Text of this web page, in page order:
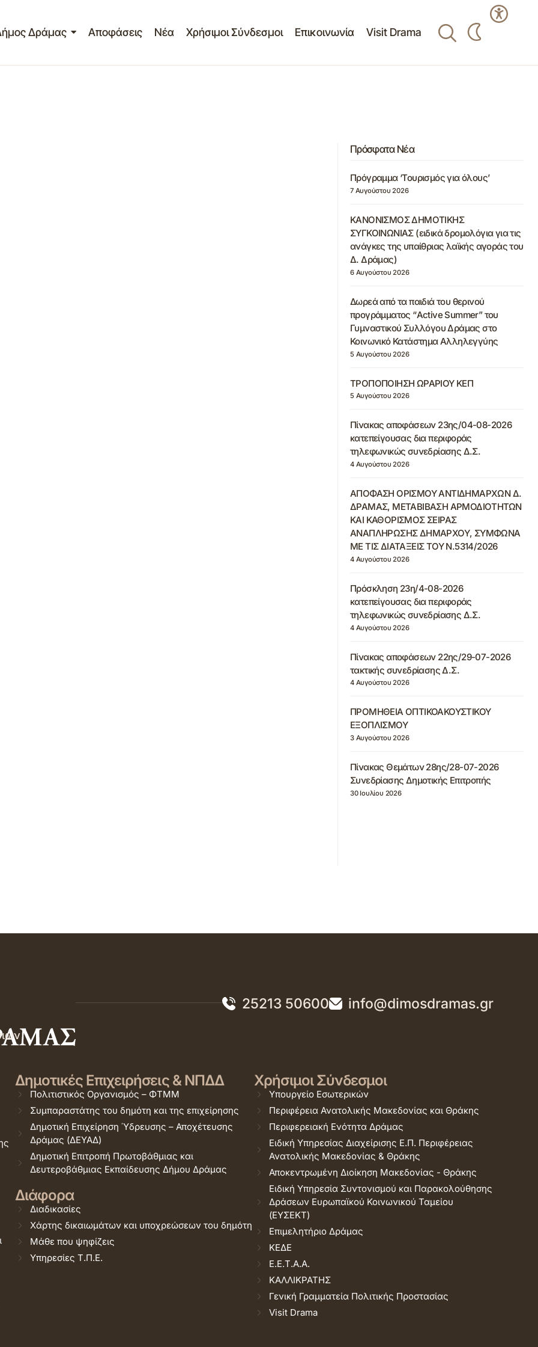
Δράμας Αποφάσεις Νέα Χρήσιμοι Σύνδεσμοι Επικοινωνία Visit Drama
Πρόσφατα Νέα
Πρόγραμμα ‘Τουρισμός για όλους’
7 Αυγούστου 2026
ΚΑΝΟΝΙΣΜΟΣ ΔΗΜΟΤΙΚΗΣ
ΣΥΓΚΟΙΝΩΝΙΑΣ (ειδικά δρομολόγια για τις
ανάγκες της υπαίθριας λαϊκής αγοράς του
Δ. Δράμας)
6 Αυγούστου 2026
Δωρεά από τα παιδιά του θερινού
προγράμματος “Active Summer” του
Γυμναστικού Συλλόγου Δράμας στο
Κοινωνικό Κατάστημα Αλληλεγγύης
5 Αυγούστου 2026
ΤΡΟΠΟΠΟΙΗΣΗ ΩΡΑΡΙΟΥ ΚΕΠ
5 Αυγούστου 2026
Πίνακας αποφάσεων 23ης/04-08-2026
κατεπείγουσας δια περιφοράς
τηλεφωνικώς συνεδρίασης Δ.Σ.
4 Αυγούστου 2026
ΑΠΟΦΑΣΗ ΟΡΙΣΜΟΥ ΑΝΤΙΔΗΜΑΡΧΩΝ Δ.
ΔΡΑΜΑΣ, ΜΕΤΑΒΙΒΑΣΗ ΑΡΜΟΔΙΟΤΗΤΩΝ
ΚΑΙ ΚΑΘΟΡΙΣΜΟΣ ΣΕΙΡΑΣ
ΑΝΑΠΛΗΡΩΣΗΣ ΔΗΜΑΡΧΟΥ, ΣΥΜΦΩΝΑ
ΜΕ ΤΙΣ ΔΙΑΤΑΞΕΙΣ ΤΟΥ Ν.5314/2026
4 Αυγούστου 2026
Πρόσκληση 23η/4-08-2026
κατεπείγουσας δια περιφοράς
τηλεφωνικώς συνεδρίασης Δ.Σ.
4 Αυγούστου 2026
Πίνακας αποφάσεων 22ης/29-07-2026
τακτικής συνεδρίασης Δ.Σ.
4 Αυγούστου 2026
ΠΡΟΜΗΘΕΙΑ ΟΠΤΙΚΟΑΚΟΥΣΤΙΚΟΥ
ΕΞΟΠΛΙΣΜΟΥ
3 Αυγούστου 2026
Πίνακας Θεμάτων 28ης/28-07-2026
Συνεδρίασης Δημοτικής Επιτροπής
30 Ιουλίου 2026
25213 50600 info@dimosdramas.gr
Δημοτικές Επιχειρήσεις & ΝΠΔΔ
Πολιτιστικός Οργανισμός – ΦΤΜΜ
Συμπαραστάτης του δημότη και της επιχείρησης
Δημοτική Επιχείρηση Ύδρευσης – Αποχέτευσης
Δράμας (ΔΕΥΑΔ)
Δημοτική Επιτροπή Πρωτοβάθμιας και
Δευτεροβάθμιας Εκπαίδευσης Δήμου Δράμας
Διάφορα
Διαδικασίες
Χάρτης δικαιωμάτων και υποχρεώσεων του δημότη
Μάθε που ψηφίζεις
Υπηρεσίες Τ.Π.Ε.
Χρήσιμοι Σύνδεσμοι
Υπουργείο Εσωτερικών
Περιφέρεια Ανατολικής Μακεδονίας και Θράκης
Περιφερειακή Ενότητα Δράμας
Ειδική Υπηρεσίας Διαχείρισης Ε.Π. Περιφέρειας
Ανατολικής Μακεδονίας & Θράκης
Αποκεντρωμένη Διοίκηση Μακεδονίας - Θράκης
Ειδική Υπηρεσία Συντονισμού και Παρακολούθησης
Δράσεων Ευρωπαϊκού Κοινωνικού Ταμείου
(ΕΥΣΕΚΤ)
Επιμελητήριο Δράμας
ΚΕΔΕ
Ε.Ε.Τ.Α.Α.
ΚΑΛΛΙΚΡΑΤΗΣ
Γενική Γραμματεία Πολιτικής Προστασίας
Visit Drama